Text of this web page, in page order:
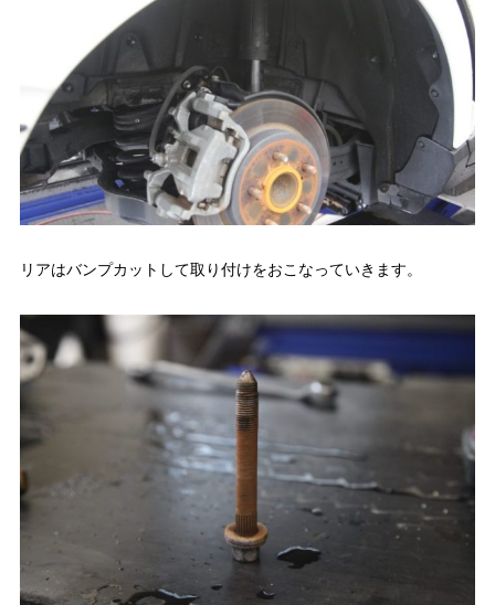
リアはバンプカットして取り付けをおこなっていきます。